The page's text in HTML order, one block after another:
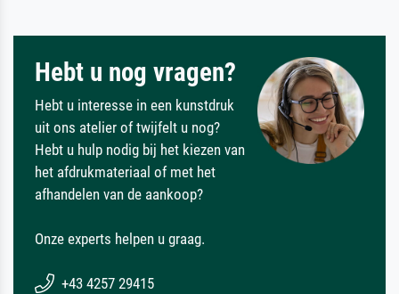
Hebt u nog vragen?
Hebt u interesse in een kunstdruk
uit ons atelier of twijfelt u nog?
Hebt u hulp nodig bij het kiezen van
het afdrukmateriaal of met het
afhandelen van de aankoop?
Onze experts helpen u graag.
+43 4257 29415